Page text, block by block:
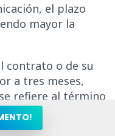
el plazo
mayor la
contrato o de su
a tres meses,
refiere al término
su renovación.